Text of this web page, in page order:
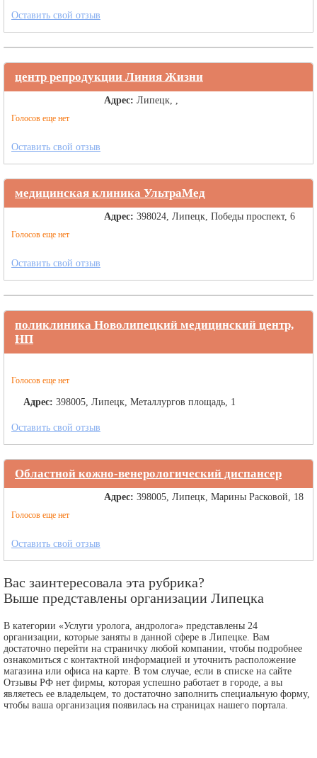
Оставить свой отзыв
центр репродукции Линия Жизни
Голосов еще нет
Адрес: Липецк, ,
Оставить свой отзыв
медицинская клиника УльтраМед
Голосов еще нет
Адрес: 398024, Липецк, Победы проспект, 6
Оставить свой отзыв
поликлиника Новолипецкий медицинский центр,
НП
Голосов еще нет
Адрес: 398005, Липецк, Металлургов площадь, 1
Оставить свой отзыв
Областной кожно-венерологический диспансер
Голосов еще нет
Адрес: 398005, Липецк, Марины Расковой, 18
Оставить свой отзыв
Вас заинтересовала эта рубрика?
Выше представлены организации Липецка
В категории «Услуги уролога, андролога» представлены 24
организации, которые заняты в данной сфере в Липецке. Вам
достаточно перейти на страничку любой компании, чтобы подробнее
ознакомиться с контактной информацией и уточнить расположение
магазина или офиса на карте. В том случае, если в списке на сайте
Отзывы РФ нет фирмы, которая успешно работает в городе, а вы
являетесь ее владельцем, то достаточно заполнить специальную форму,
чтобы ваша организация появилась на страницах нашего портала.